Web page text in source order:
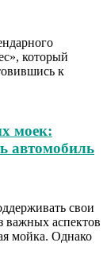
который
к
моек:
автомобиль
свои
аспектов
мойка. Однако